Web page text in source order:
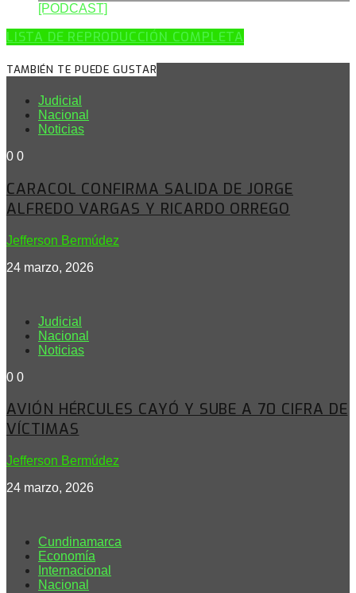
[PODCAST]
LISTA DE REPRODUCCIÓN COMPLETA
TAMBIÉN TE PUEDE GUSTAR
Judicial
Nacional
Noticias
0 0
CARACOL CONFIRMA SALIDA DE JORGE
ALFREDO VARGAS Y RICARDO ORREGO
Jefferson Bermúdez
24 marzo, 2026
Judicial
Nacional
Noticias
0 0
AVIÓN HÉRCULES CAYÓ Y SUBE A 70 CIFRA DE
VÍCTIMAS
Jefferson Bermúdez
24 marzo, 2026
Cundinamarca
Economía
Internacional
Nacional